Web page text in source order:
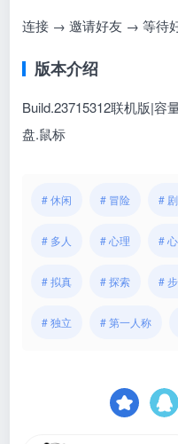
连接 → 邀请好友 → 等待
版本介绍
Build.23715312联机版|容
盘.鼠标
# 休闲 # 冒险 #
# 多人 # 心理 #
# 拟真 # 探索 #
# 独立 # 第一人称